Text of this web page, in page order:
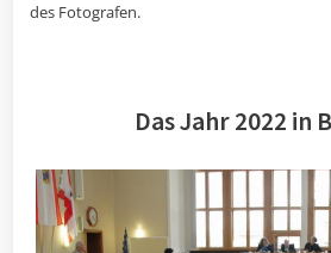
des Fotografen.
Das Jahr 2022 in